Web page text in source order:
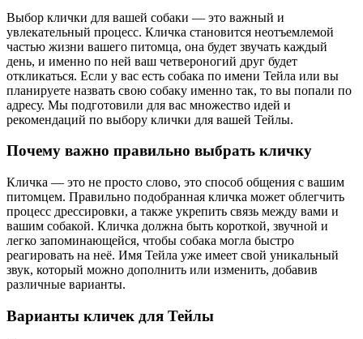
Выбор клички для вашей собаки — это важный и
увлекательный процесс. Кличка становится неотъемлемой
частью жизни вашего питомца, она будет звучать каждый
день, и именно по ней ваш четвероногий друг будет
откликаться. Если у вас есть собака по имени Тейла или вы
планируете назвать свою собаку именно так, то вы попали по
адресу. Мы подготовили для вас множество идей и
рекомендаций по выбору клички для вашей Тейлы.
Почему важно правильно выбрать кличку
Кличка — это не просто слово, это способ общения с вашим
питомцем. Правильно подобранная кличка может облегчить
процесс дрессировки, а также укрепить связь между вами и
вашим собакой. Кличка должна быть короткой, звучной и
легко запоминающейся, чтобы собака могла быстро
реагировать на неё. Имя Тейла уже имеет свой уникальный
звук, который можно дополнить или изменить, добавив
различные варианты.
Варианты кличек для Тейлы